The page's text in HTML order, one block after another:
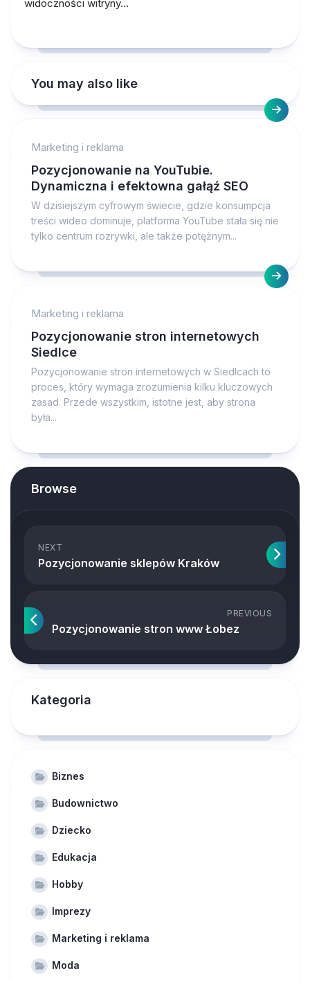
widoczności witryny…
You may also like
Marketing i reklama
Pozycjonowanie na YouTubie.
Dynamiczna i efektowna gałąź SEO
W dzisiejszym cyfrowym świecie, gdzie konsumpcja
treści wideo dominuje, platforma YouTube stała się nie
tylko centrum rozrywki, ale także potężnym...
Marketing i reklama
Pozycjonowanie stron internetowych
Siedlce
Pozycjonowanie stron internetowych w Siedlcach to
proces, który wymaga zrozumienia kilku kluczowych
zasad. Przede wszystkim, istotne jest, aby strona
była...
Browse
NEXT
Pozycjonowanie sklepów Kraków
PREVIOUS
Pozycjonowanie stron www Łobez
Kategoria
Biznes
Budownictwo
Dziecko
Edukacja
Hobby
Imprezy
Marketing i reklama
Moda